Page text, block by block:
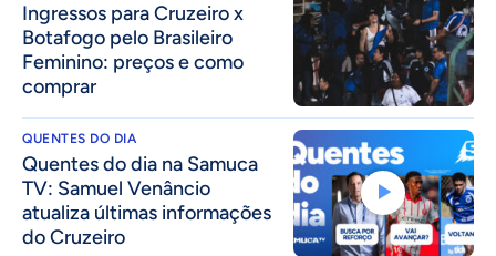
Ingressos para Cruzeiro x
Botafogo pelo Brasileiro
Feminino: preços e como
comprar
QUENTES DO DIA
Quentes do dia na Samuca
TV: Samuel Venâncio
atualiza últimas informações
do Cruzeiro